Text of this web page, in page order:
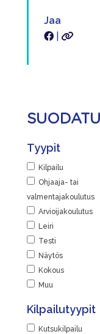
Jaa
Tyypit
Kilpailu
Ohjaaja- tai
valmentajakoulutus
Arvioijakoulutus
Leiri
Testi
Näytös
Kokous
Muu
Kilpailutyypit
Kutsukilpailu